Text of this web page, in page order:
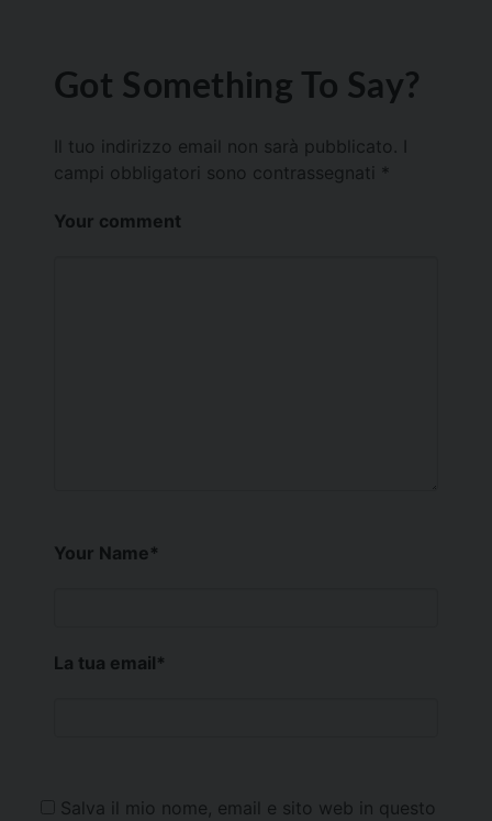
Got Something To Say?
Il tuo indirizzo email non sarà pubblicato.
campi obbligatori sono contrassegnati *
Your comment
Your Name*
La tua email*
Salva il mio nome, email e sito web in questo